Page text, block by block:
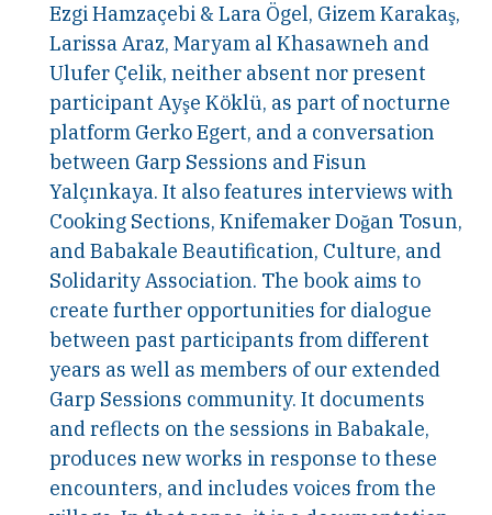
Ezgi Hamzaçebi & Lara Ögel, Gizem Karakaş,
Larissa Araz, Maryam al Khasawneh and
Ulufer Çelik, neither absent nor present
participant Ayşe Köklü, as part of nocturne
platform Gerko Egert, and a conversation
between Garp Sessions and Fisun
Yalçınkaya. It also features interviews with
Cooking Sections, Knifemaker Doğan Tosun,
and Babakale Beautification, Culture, and
Solidarity Association. The book aims to
create further opportunities for dialogue
between past participants from different
years as well as members of our extended
Garp Sessions community. It documents
and reflects on the sessions in Babakale,
produces new works in response to these
encounters, and includes voices from the